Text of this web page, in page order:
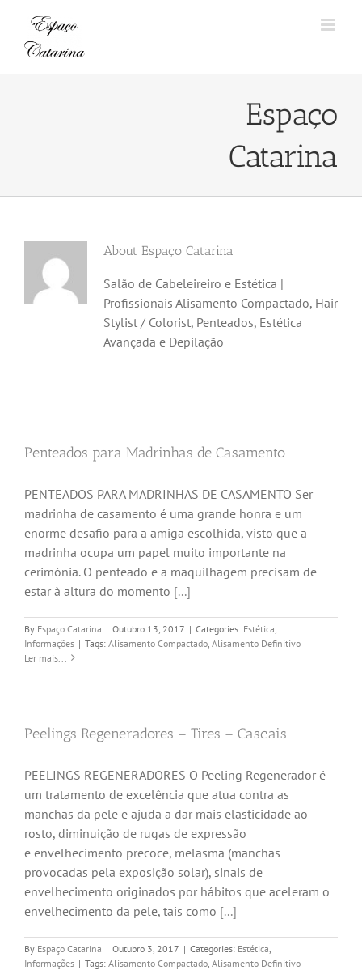
content
Espaço
Catarina
About Espaço Catarina
Salão de Cabeleireiro e Estética |
Profissionais Alisamento Compactado, Hair
Stylist / Colorist, Penteados, Estética
Avançada e Depilação
Penteados para Madrinhas de Casamento
PENTEADOS PARA MADRINHAS DE CASAMENTO Ser
madrinha de casamento é uma grande honra e um
enorme desafio para a amiga escolhida, visto que a
madrinha ocupa um papel muito importante na
cerimónia. O penteado e a maquilhagem precisam de
estar à altura do momento [...]
By Espaço Catarina | Outubro 13, 2017 | Categories: Estética
Informações | Tags: Alisamento Compactado Alisamento Definitivo
Ler mais...
Peelings Regeneradores – Tires – Cascais
PEELINGS REGENERADORES O Peeling Regenerador é
um tratamento de excelência que atua contra as
manchas da pele e ajuda a dar mais elasticidade ao
rosto, diminuição de rugas de expressão
e envelhecimento precoce, melasma (manchas
provocadas pela exposição solar), sinais de
envelhecimento originados por hábitos que aceleram o
envelhecimento da pele, tais como [...]
By Espaço Catarina | Outubro 3, 2017 | Categories: Estética
Informações | Tags: Alisamento Compactado Alisamento Definitivo